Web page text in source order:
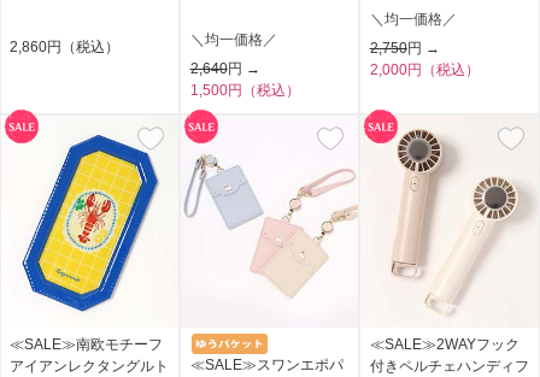
2,860円（税込）
＼均一価格／
2,640円 →
1,500円（税込）
＼均一価格／
2,750円 →
2,000円（税込）
≪SALE≫南欧モチーフ
アイアンレクタングルト
≪SALE≫スワンエポパ
≪SALE≫2WAYフック
付きペルチェハンディフ